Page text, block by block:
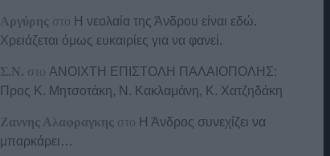
Αργύρης στο Η νεολαία της Άνδρου είναι εδώ.
Χρειάζεται όμως ευκαιρίες για να φανεί.
Σ.Ν. στοΑΝΟΙΧΤΗ ΕΠΙΣΤΟΛΗ ΠΑΛΑΙΟΠΟΛΗΣ:
Προς K. Μητσοτάκη, N. Κακλαμάνη, K. Χατζηδάκη
Ζαννης Αλαφραγκης στο Η Άνδρος συνεχίζει να
μπαρκάρει…